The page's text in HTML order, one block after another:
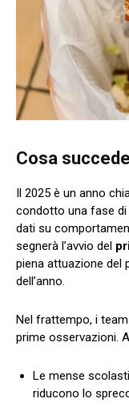
Cosa
Il 2025 è un anno
condotto una fase di
dati su
segnerà l’avvio del
piena attuazione del
dell’anno.
Nel frattempo, i
prime osservazioni.
Le mense
riducono lo